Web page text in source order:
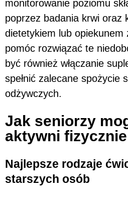
monitorowanie poziomu
poprzez badania krwi oraz
dietetykiem lub opiekunem
pomóc rozwiązać te
być również włączanie
spełnić zalecane spożycie
odżywczych.
Jak seniorzy
aktywni
Najlepsze rodzaje
starszych osób